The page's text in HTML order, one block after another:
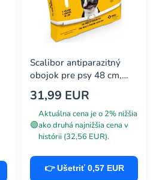
Scalibor antiparazitný
obojok pre psy 48 cm,
760 mg
31,99 EUR
🟢
Aktuálna cena je o 2% nižšia
ako druhá najnižšia cena v
histórii (32,56 EUR).
👉 Ušetriť 0,57 EUR